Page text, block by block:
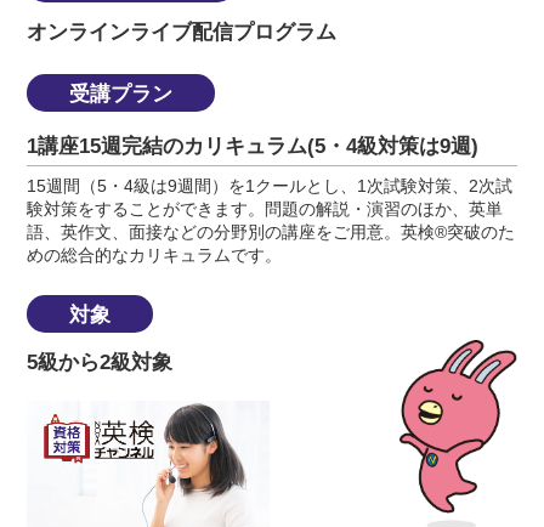
オンラインライブ配信プログラム
受講プラン
1講座15週完結のカリキュラム(5・4級対策は9週)
15週間（5・4級は9週間）を1クールとし、1次試験対策、2次試
験対策をすることができます。問題の解説・演習のほか、英単
語、英作文、面接などの分野別の講座をご用意。英検®突破のた
めの総合的なカリキュラムです。
対象
5級から2級対象